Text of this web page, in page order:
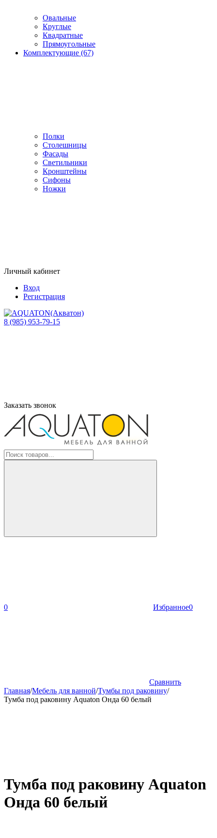
Овальные
Круглые
Квадратные
Прямоугольные
Комплектующие (67)
Полки
Столешницы
Фасады
Светильники
Кронштейны
Сифоны
Ножки
Личный кабинет
Вход
Регистрация
8 (985) 953-79-15
Заказать звонок
0 Избранное0
Сравнить
Главная/Мебель для ванной/Тумбы под раковину/
Тумба под раковину Aquaton Онда 60 белый
Тумба под раковину Aquaton
Онда 60 белый